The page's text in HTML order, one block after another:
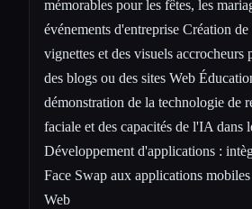
mémorables pour les fêtes, les
événements d'entreprise Création
vignettes et des visuels accrocheurs
des blogs ou des sites Web
démonstration de la technologie de
faciale et des capacités de l'IA dans
Développement d'applications :
Face Swap aux applications
Web